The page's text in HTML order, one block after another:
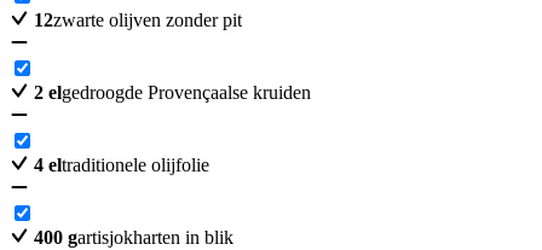
12zwarte olijven zonder pit
2 elgedroogde Provençaalse kruiden
4 eltraditionele olijfolie
400 gartisjokharten in blik